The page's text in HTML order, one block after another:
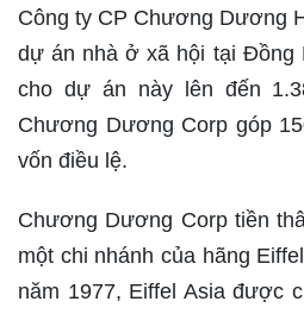
Công ty CP Chương Dương
dự án nhà ở xã hội tại Đồng
cho dự án này lên đến
Chương Dương Corp góp
vốn điều lệ.
Chương Dương Corp tiền
một chi nhánh của hãng
năm 1977, Eiffel Asia được